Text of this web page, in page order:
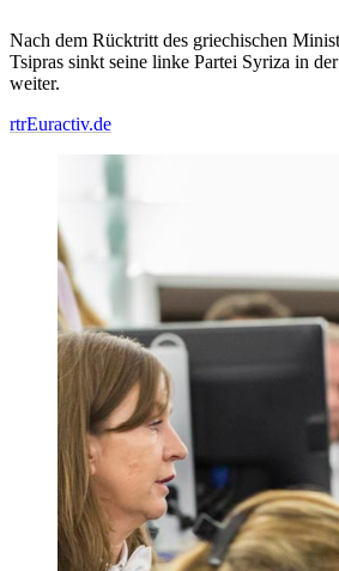
Nach dem Rücktritt des griechischen
Tsipras sinkt seine linke Partei Syriza in
weiter.
rtrEuractiv.de